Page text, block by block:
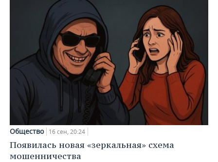
Общество 16 сен, 20:24
Появилась новая «зеркальная» схема
мошенничества